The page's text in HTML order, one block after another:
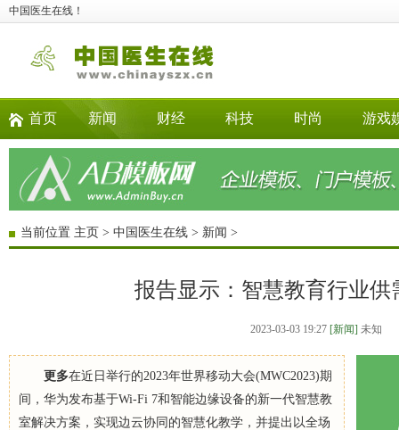
中国医生在线！
首页 新闻 财经 科技 时尚 游戏
当前位置 主页 > 中国医生在线 > 新闻 >
报告显示：智慧教育行业供
2023-03-03 19:27 [新闻] 未知
更多在近日举行的2023年世界移动大会(MWC2023)期
间，华为发布基于Wi-Fi 7和智能边缘设备的新一代智慧教
室解决方案，实现边云协同的智慧化教学，并提出以全场